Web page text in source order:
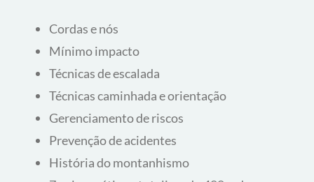
O CBE tem praticamente o mesmo conteúdo do
CBM, no entanto seu foco é limitado à escalada
em rocha e as atividades de acampamento em
montanha não fazem parte do curso. O CBE
normalmente é realizado no segundo semestre.
Conteúdo: